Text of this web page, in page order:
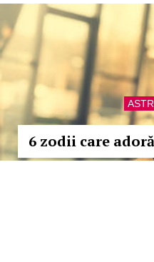
6 zodii care